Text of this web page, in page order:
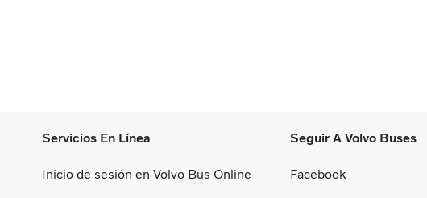
Servicios En Línea
Inicio de sesión en Volvo Bus Online
Seguir A Volvo Buses
Facebook